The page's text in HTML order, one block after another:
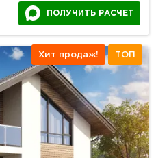
ПОЛУЧИТЬ РАСЧЕТ
Хит продаж! ТОП